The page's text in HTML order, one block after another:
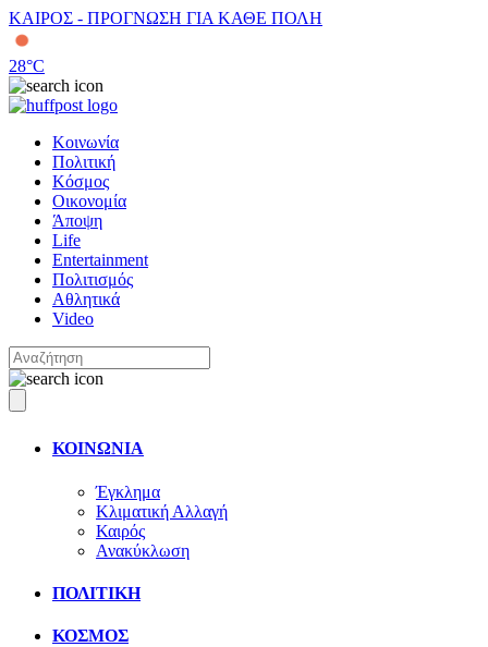
ΚΑΙΡΟΣ - ΠΡΟΓΝΩΣΗ ΓΙΑ ΚΑΘΕ ΠΟΛΗ
28°C
Κοινωνία
Πολιτική
Κόσμος
Οικονομία
Άποψη
Life
Entertainment
Πολιτισμός
Αθλητικά
Video
ΚΟΙΝΩΝΙΑ
Έγκλημα
Κλιματική Αλλαγή
Καιρός
Ανακύκλωση
ΠΟΛΙΤΙΚΗ
ΚΟΣΜΟΣ